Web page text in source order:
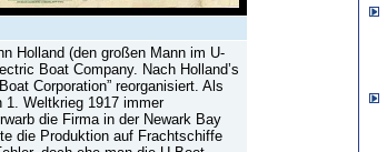
Holland (den großen Mann im U-
Boat Company. Nach Holland’s
Corporation” reorganisiert. Als
1. Weltkrieg 1917 immer
die Firma in der Newark Bay
die Produktion auf Frachtschiffe